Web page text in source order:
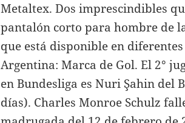
Metaltex. Dos imprescindibles
pantalón corto para hombre de
que está disponible en
Argentina: Marca de Gol. El 2°
en Bundesliga es Nuri Şahin del
días). Charles Monroe Schulz